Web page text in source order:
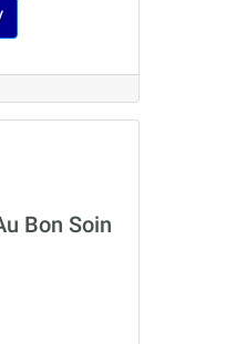
Bon Soin